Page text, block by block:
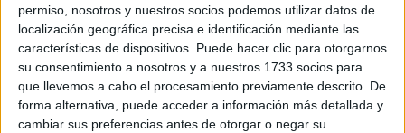
permiso, nosotros y nuestros socios podemos utilizar datos de
localización geográfica precisa e identificación mediante las
características de dispositivos. Puede hacer clic para otorgarnos
su consentimiento a nosotros y a nuestros 1733 socios para
que llevemos a cabo el procesamiento previamente descrito. De
forma alternativa, puede acceder a información más detallada y
cambiar sus preferencias antes de otorgar o negar su